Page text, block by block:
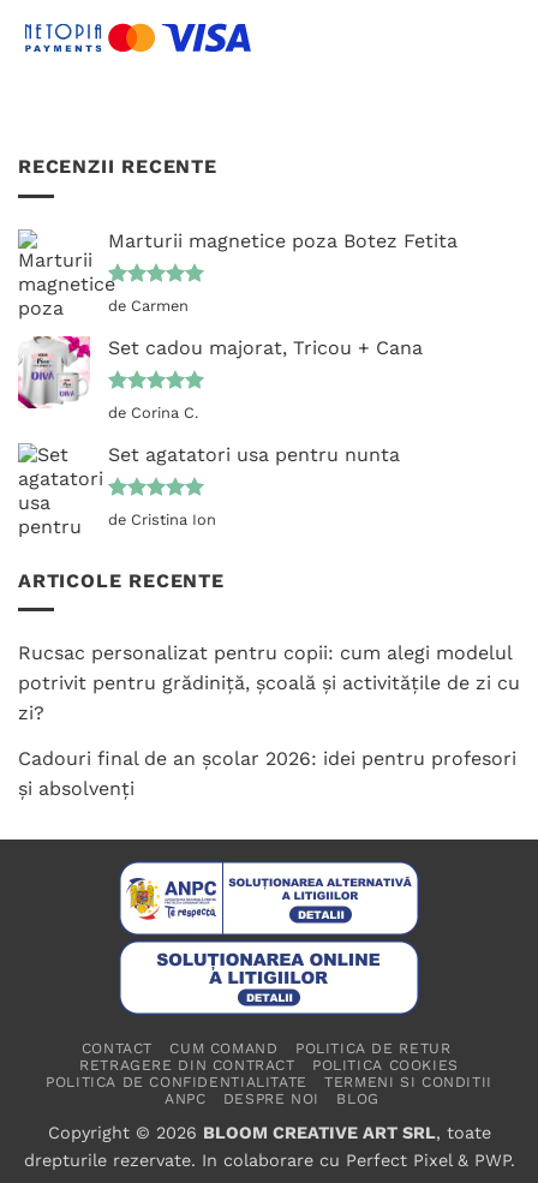
RECENZII RECENTE
Marturii magnetice poza Botez Fetita
Evaluat la
de Carmen
Set cadou majorat, Tricou + Cana
Evaluat la
de Corina C.
Set agatatori usa pentru nunta
Evaluat la
de Cristina Ion
ARTICOLE RECENTE
Rucsac personalizat pentru copii: cum alegi modelul
potrivit pentru grădiniță, școală și activitățile de zi cu
zi?
Cadouri final de an școlar 2026: idei pentru profesori
și absolvenți
CONTACT CUM COMAND
POLITICA DE RETUR
RETRAGERE DIN CONTRACT
POLITICA COOKIES
POLITICA DE CONFIDENTIALITATE
TERMENI SI CONDITII
ANPC
DESPRE NOI BLOG
Copyright © 2026 BLOOM CREATIVE ART SRL, toate
drepturile rezervate. In colaborare cu Perfect Pixel& PWP.